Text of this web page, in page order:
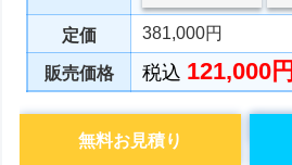
定価 381,000円
販売価格 税込 121,000円
無料お見積り